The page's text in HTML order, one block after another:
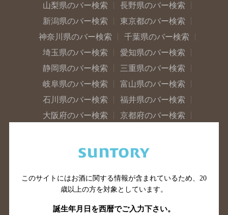
山梨県のバー検索
長野県のバー検索
新潟県のバー検索
東京都のバー検索
神奈川県のバー検索
千葉県のバー検索
埼玉県のバー検索
愛知県のバー検索
静岡県のバー検索
三重県のバー検索
岐阜県のバー検索
富山県のバー検索
石川県のバー検索
福井県のバー検索
大阪府のバー検索
京都府のバー検索
滋賀県のバー検索
和歌山県のバー検索
山口県のバー検索
鳥取県のバー検索
島根県のバー検索
徳島県のバー検索
香川県のバー検索
愛媛県のバー検索
このサイトにはお酒に関する情報が含まれているため、 20
歳以上の方を対象としています。
誕生年月日を西暦でご入力下さい。